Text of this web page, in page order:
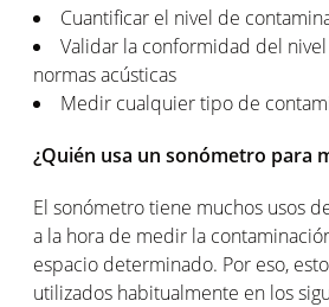
Cuantificar el nivel de
Validar la conformidad del
normas acústicas
Medir cualquier tipo de
¿Quién usa un sonómetro para
El sonómetro tiene muchos usos
a la hora de medir la
espacio determinado. Por eso,
utilizados habitualmente en los